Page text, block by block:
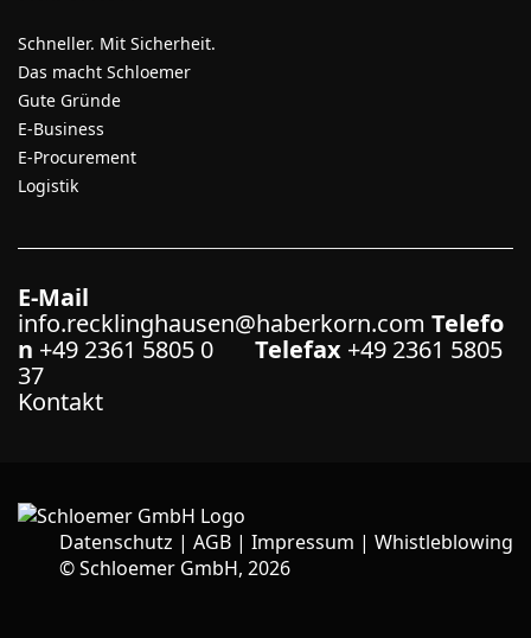
Schneller. Mit Sicherheit.
Das macht Schloemer
Gute Gründe
E-Business
E-Procurement
Logistik
E-Mail
info.recklinghausen@haberkorn.com Telefo
n +49 2361 5805 0 Telefax +49 2361 5805
37
Kontakt
Datenschutz | AGB | Impressum | Whistleblowing
©Schloemer GmbH, 2026